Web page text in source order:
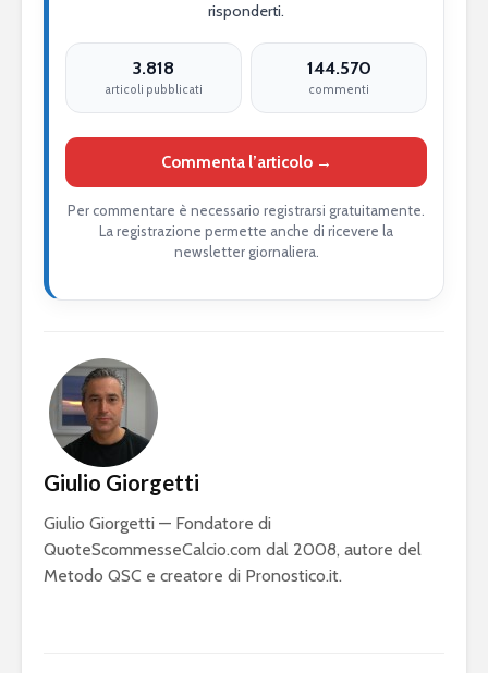
risponderti.
3.818
articoli pubblicati
144.570
commenti
Commenta l’articolo →
Per commentare è necessario registrarsi gratuitamente.
La registrazione permette anche di ricevere la
newsletter giornaliera.
Giulio Giorgetti
Giulio Giorgetti — Fondatore di
QuoteScommesseCalcio.com dal 2008, autore del
Metodo QSC e creatore di Pronostico.it.